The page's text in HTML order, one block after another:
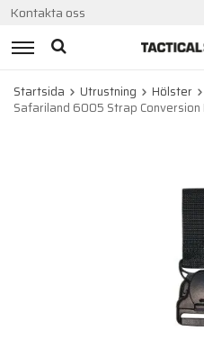
Kontakta oss
Startsida Utrustning Hölster
Safariland 6005 Strap Conversion